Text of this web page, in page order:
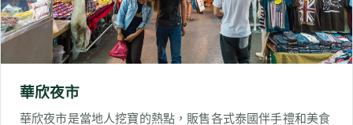
華欣夜市
華欣夜市是當地人挖寶的熱點，販售各式泰國伴手禮和美食